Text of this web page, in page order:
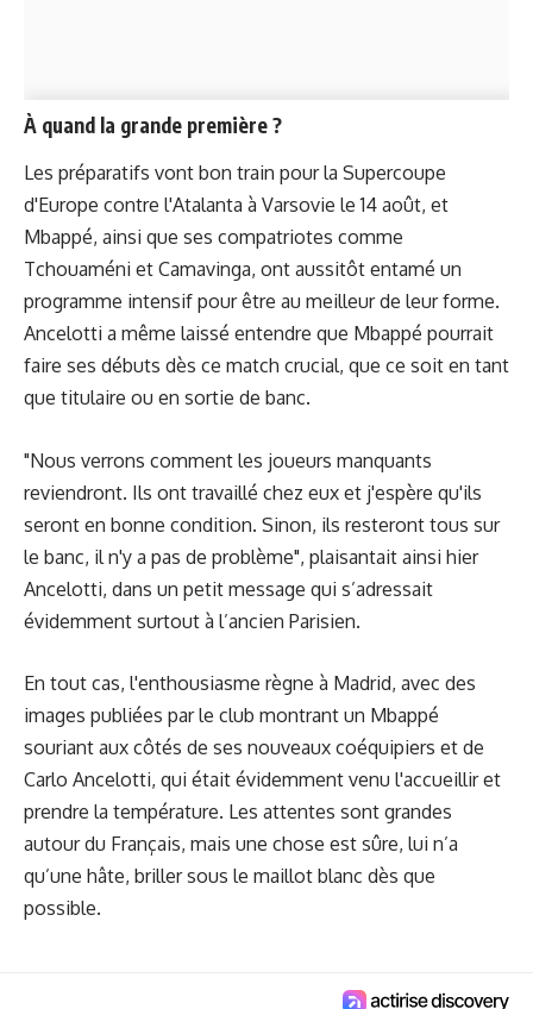
À quand la grande première ?
Les préparatifs vont bon train pour la Supercoupe
d'Europe contre l'Atalanta à Varsovie le 14 août, et
Mbappé, ainsi que ses compatriotes comme
Tchouaméni et Camavinga, ont aussitôt entamé un
programme intensif pour être au meilleur de leur forme.
Ancelotti a même laissé entendre que Mbappé pourrait
faire ses débuts dès ce match crucial, que ce soit en tant
que titulaire ou en sortie de banc.
"Nous verrons comment les joueurs manquants
reviendront. Ils ont travaillé chez eux et j'espère qu'ils
seront en bonne condition. Sinon, ils resteront tous sur
le banc, il n'y a pas de problème", plaisantait ainsi hier
Ancelotti, dans un petit message qui s’adressait
évidemment surtout à l’ancien Parisien.
En tout cas, l'enthousiasme règne à Madrid, avec des
images publiées par le club montrant un Mbappé
souriant aux côtés de ses nouveaux coéquipiers et de
Carlo Ancelotti, qui était évidemment venu l'accueillir et
prendre la température. Les attentes sont grandes
autour du Français, mais une chose est sûre, lui n’a
qu’une hâte, briller sous le maillot blanc dès que
possible.